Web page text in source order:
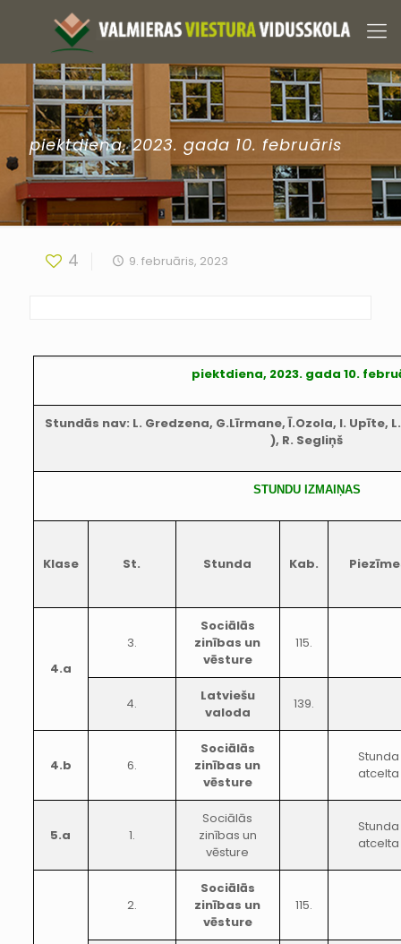
piektdiena, 2023. gada 10. februāris
4 9. februāris, 2023
piektdiena, 2023. gada 10.
Stundās nav: L. Gredzena, G.Līrmane, Ī.Ozola, I. Upīte,
), R. Segliņš
STUNDU IZMAIŅAS
Klase St. Stunda Kab.
4.a
3.
Sociālās
zinības un
vēsture
115.
4.
Latviešu
valoda
139.
4.b 6.
Sociālās
zinības un
vēsture
Stunda
atcelta
5.a 1.
Sociālās
zinības un
vēsture
Stunda
atcelta
2.
Sociālās
zinības un
vēsture
115.